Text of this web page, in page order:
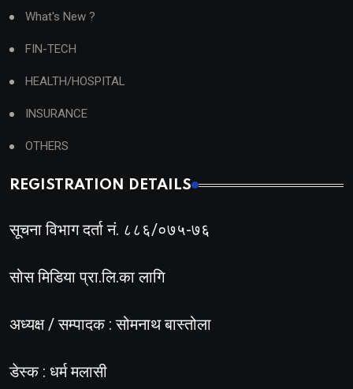
What's New ?
FIN-TECH
HEALTH/HOSPITAL
INSURANCE
OTHERS
REGISTRATION DETAILS
सूचना विभाग दर्ता नं. ८८६/०७५-७६
सोस मिडिया प्रा.लि.का लागि
अध्यक्ष / सम्पादक : सोमनाथ बास्तोला
डेस्क : धर्म मलासी